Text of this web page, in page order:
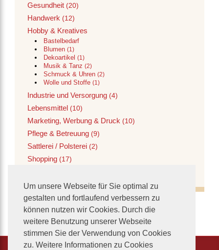
Um unsere Webseite für Sie optimal zu
gestalten und fortlaufend verbessern zu
können nutzen wir Cookies. Durch die
weitere Benutzung unserer Webseite
stimmen Sie der Verwendung von Cookies
zu. Weitere Informationen zu Cookies
Gesundheit (20)
Handwerk (12)
Hobby & Kreatives
Bastelbedarf
Blumen(1)
Dekoartikel(1)
Musik & Tanz(2)
Schmuck & Uhren(2)
Wolle und Stoffe(1)
Industrie und Versorgung (4)
Lebensmittel (10)
Marketing, Werbung & Druck (10)
Pflege & Betreuung (9)
Sattlerei / Polsterei (2)
Shopping (17)